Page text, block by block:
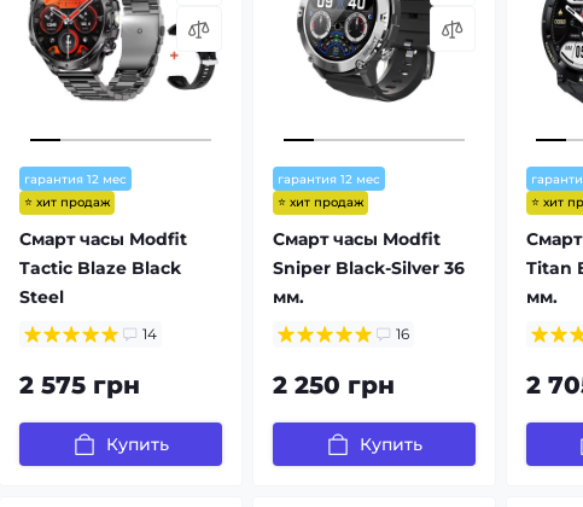
гарантия 12 мес
⭐ хит продаж
Смарт часы Modfit
Tactic Blaze Black
Steel
14
2 575 грн
Купить
гарантия 12 мес
⭐ хит продаж
Смарт часы Modfit
Sniper Black-Silver 36
мм.
16
2 250 грн
Купить
⭐ хит
Titan
мм.
2